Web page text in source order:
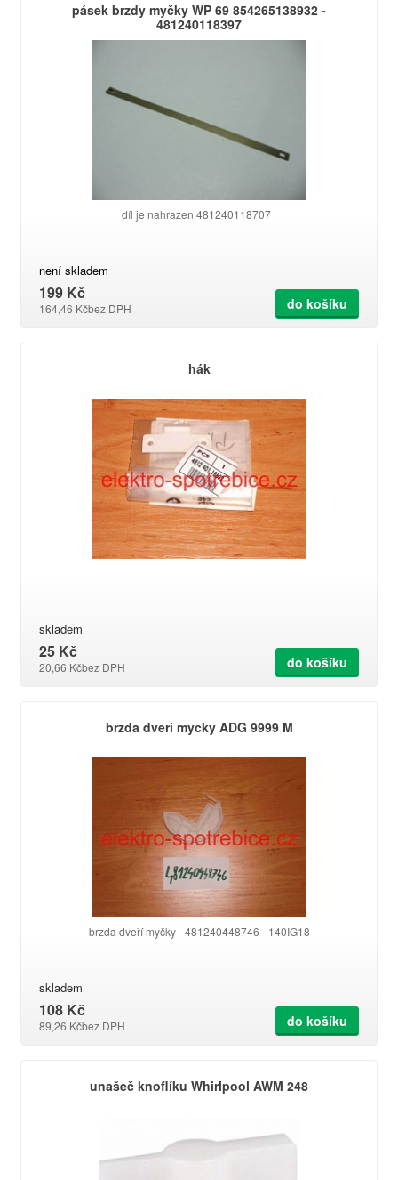
pásek brzdy myčky WP 69 854265138932 -
481240118397
díl je nahrazen 481240118707
není skladem
199 Kč
164,46 Kčbez DPH do košíku
hák
skladem
25 Kč
20,66 Kčbez DPH do košíku
brzda dveri mycky ADG 9999 M
brzda dveří myčky - 481240448746 - 140IG18
skladem
108 Kč
89,26 Kčbez DPH do košíku
unašeč knoflíku Whirlpool AWM 248